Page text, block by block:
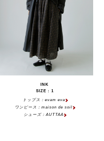
INK
SIZE : 1
トップス：evam eva
ワンピース：maison de soil
シューズ：AUTTAA